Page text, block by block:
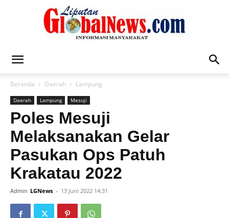
News
Beranda Daerah Lampung
Daerah Lampung Mesuji
Poles Mesuji
Melaksanakan Gelar
Pasukan Ops Patuh
Krakatau 2022
Admin LGNews - 13 Juni 2022 14:31